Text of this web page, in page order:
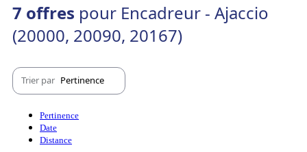
7 offres pour Encadreur - Ajaccio
(20000, 20090, 20167)
Trier par Pertinence
Pertinence
Date
Distance